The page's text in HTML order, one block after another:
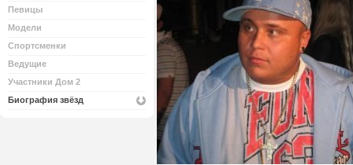
Певицы
Модели
Спортсменки
Ведущие
Участники Дом 2
Биография звёзд